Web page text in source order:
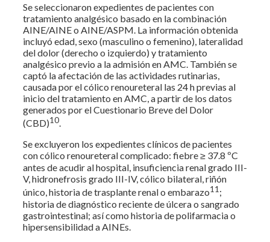
Se seleccionaron expedientes de pacientes con
tratamiento analgésico basado en la combinación
AINE/AINE o AINE/ASPM. La información obtenida
incluyó edad, sexo (masculino o femenino), lateralidad
del dolor (derecho o izquierdo) y tratamiento
analgésico previo a la admisión en AMC. También se
captó la afectación de las actividades rutinarias,
causada por el cólico renoureteral las 24 h previas al
inicio del tratamiento en AMC, a partir de los datos
generados por el Cuestionario Breve del Dolor
(CBD)10.
Se excluyeron los expedientes clínicos de pacientes
con cólico renoureteral complicado: fiebre ≥ 37.8 ºC
antes de acudir al hospital, insuficiencia renal grado III-
V, hidronefrosis grado III-IV, cólico bilateral, riñón
único, historia de trasplante renal o embarazo11 ;
historia de diagnóstico reciente de úlcera o sangrado
gastrointestinal; así como historia de polifarmacia o
hipersensibilidad a AINEs.